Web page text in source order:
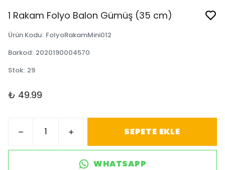
1 Rakam Folyo Balon Gümüş (35 cm)
Ürün Kodu: FolyoRakamMini012
Barkod: 2020190004570
Stok: 29
₺ 49.99
SEPETE EKLE
WHATSAPP